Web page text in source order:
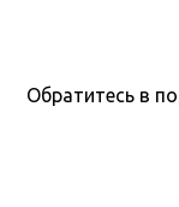
Обратитесь в